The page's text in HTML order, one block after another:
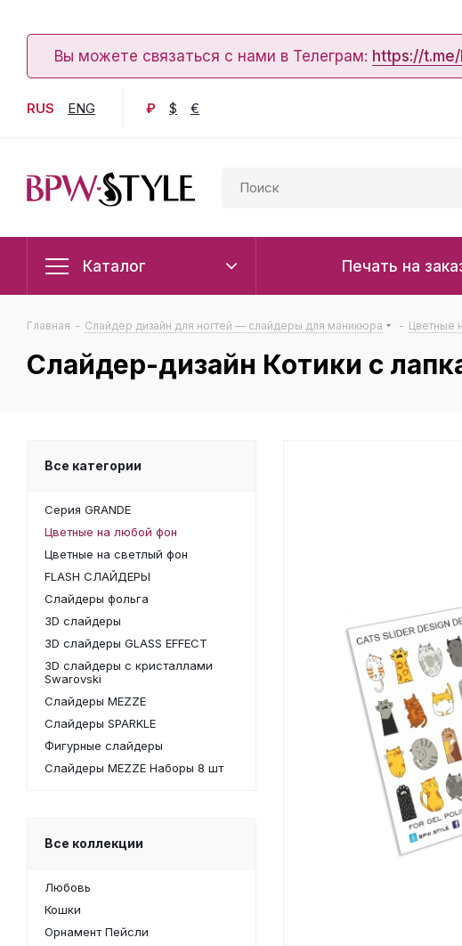
Вы можете связаться с нами в Телеграм: https://
RUS ENG ₽ $ €
Каталог Печать на
Главная - Слайдер дизайн для ногтей — слайдеры для маникюра - Цветные
Слайдер-дизайн Котики с
Все категории
Серия GRANDE
Цветные на любой фон
Цветные на светлый фон
FLASH СЛАЙДЕРЫ
Слайдеры фольга
3D слайдеры
3D слайдеры GLASS EFFECT
3D слайдеры с кристаллами
Swarovski
Слайдеры MEZZE
Слайдеры SPARKLE
Фигурные слайдеры
Слайдеры MEZZE Наборы 8 шт
Все коллекции
Любовь
Кошки
Орнамент Пейсли